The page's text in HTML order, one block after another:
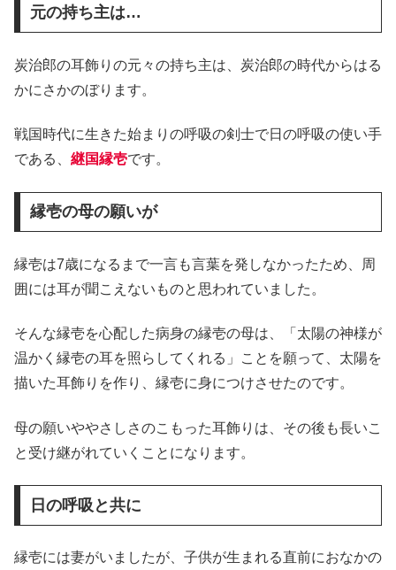
元の持ち主は…
炭治郎の耳飾りの元々の持ち主は、炭治郎の時代からはる
かにさかのぼります。
戦国時代に生きた始まりの呼吸の剣士で日の呼吸の使い手
である、 継国縁壱です。
縁壱の母の願いが
縁壱は7歳になるまで一言も言葉を発しなかったため、周
囲には耳が聞こえないものと思われていました。
そんな縁壱を心配した病身の縁壱の母は、「太陽の神様が
温かく縁壱の耳を照らしてくれる」ことを願って、太陽を
描いた耳飾りを作り、縁壱に身につけさせたのです。
母の願いややさしさのこもった耳飾りは、その後も長いこ
と受け継がれていくことになります。
日の呼吸と共に
縁壱には妻がいましたが、子供が生まれる直前におなかの